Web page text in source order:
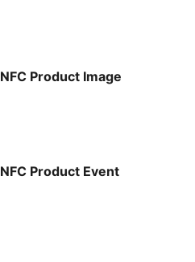
NFC Product Image
NFC Product Event